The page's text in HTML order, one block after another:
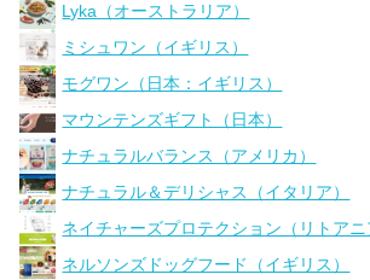
Lyka（オーストラリア）
ミシュワン（イギリス）
モグワン（日本：イギリス）
マウンテンズギフト（日本）
ナチュラルバランス（アメリカ）
ナチュラル＆デリシャス（イタリア）
ネイチャーズプロテクション（リトアニ
ネルソンズドッグフード（イギリス）